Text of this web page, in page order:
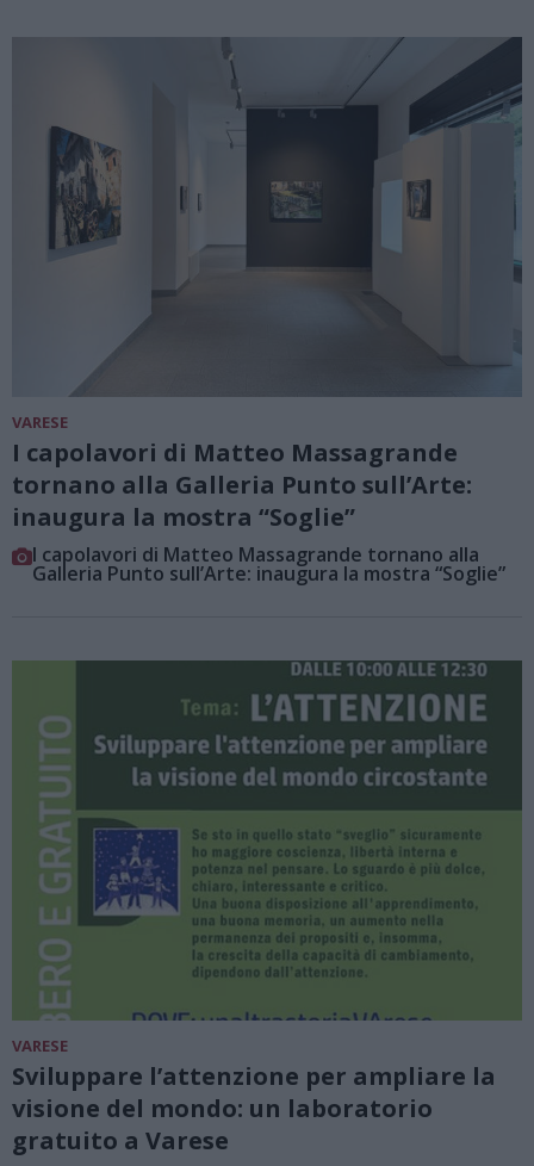
VARESE
I capolavori di Matteo Massagrande
tornano alla Galleria Punto sull’Arte:
inaugura la mostra “Soglie”
I capolavori di Matteo Massagrande tornano alla
Galleria Punto sull’Arte: inaugura la mostra “Soglie”
VARESE
Sviluppare l’attenzione per ampliare la
visione del mondo: un laboratorio
gratuito a Varese